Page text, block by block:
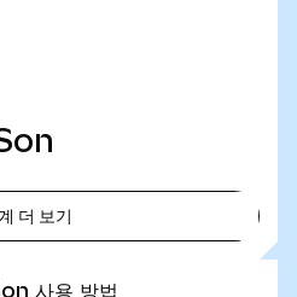
더 보기
사용 방법